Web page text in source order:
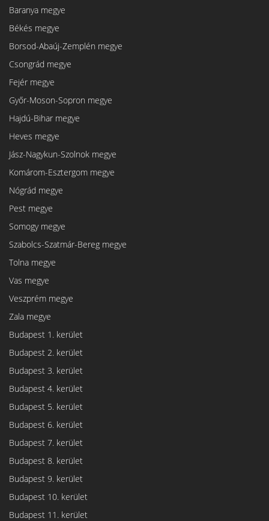
Baranya megye
Békés megye
Borsod-Abaúj-Zemplén megye
Csongrád megye
Fejér megye
Győr-Moson-Sopron megye
Hajdú-Bihar megye
Heves megye
Jász-Nagykun-Szolnok megye
Komárom-Esztergom megye
Nógrád megye
Pest megye
Somogy megye
Szabolcs-Szatmár-Bereg megye
Tolna megye
Vas megye
Veszprém megye
Zala megye
Budapest 1. kerület
Budapest 2. kerület
Budapest 3. kerület
Budapest 4. kerület
Budapest 5. kerület
Budapest 6. kerület
Budapest 7. kerület
Budapest 8. kerület
Budapest 9. kerület
Budapest 10. kerület
Budapest 11. kerület